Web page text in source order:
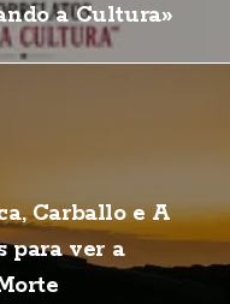
a Cultura»
Carballo e A
para ver a